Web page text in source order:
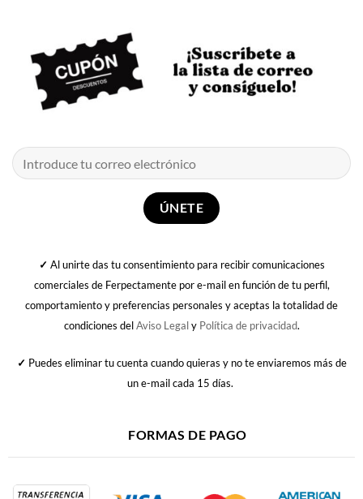
✓ Al unirte das tu consentimiento para recibir comunicaciones
comerciales de Ferpectamente por e-mail en función de tu perfil,
comportamiento y preferencias personales y aceptas la totalidad de
condiciones delAviso Legaly Política de privacidad.
✓ Puedes eliminar tu cuenta cuando quieras y no te enviaremos más de
un e-mail cada 15 días.
FORMAS DE PAGO